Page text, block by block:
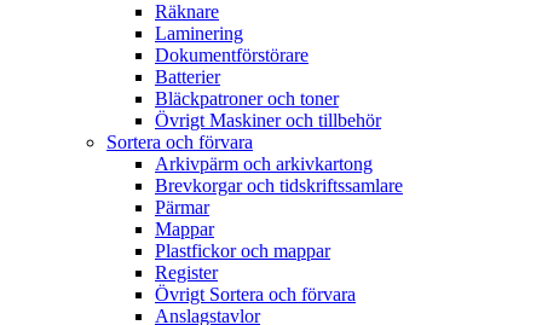
Räknare
Laminering
Dokumentförstörare
Batterier
Bläckpatroner och toner
Övrigt Maskiner och tillbehör
Sortera och förvara
Arkivpärm och arkivkartong
Brevkorgar och tidskriftssamlare
Pärmar
Mappar
Plastfickor och mappar
Register
Övrigt Sortera och förvara
Anslagstavlor